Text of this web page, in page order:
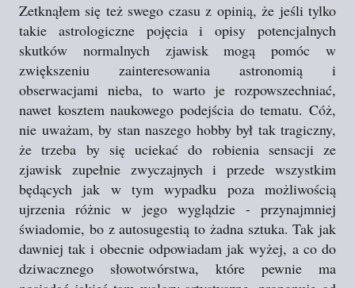
Zetknąłem się też swego czasu z opinią, że jeśli tylko
takie astrologiczne pojęcia i opisy potencjalnych
skutków normalnych zjawisk mogą pomóc w
zwiększeniu zainteresowania astronomią i
obserwacjami nieba, to warto je rozpowszechniać,
nawet kosztem naukowego podejścia do tematu. Cóż,
nie uważam, by stan naszego hobby był tak tragiczny,
że trzeba by się uciekać do robienia sensacji ze
zjawisk zupełnie zwyczajnych i przede wszystkim
będących jak w tym wypadku poza możliwością
ujrzenia różnic w jego wyglądzie - przynajmniej
świadomie, bo z autosugestią to żadna sztuka. Tak jak
dawniej tak i obecnie odpowiadam jak wyżej, a co do
dziwacznego słowotwórstwa, które pewnie ma